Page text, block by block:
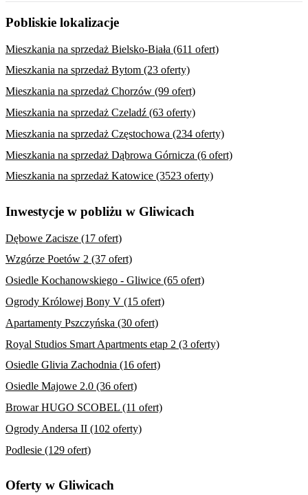
Pobliskie lokalizacje
Mieszkania na sprzedaż Bielsko-Biała (611 ofert)
Mieszkania na sprzedaż Bytom (23 oferty)
Mieszkania na sprzedaż Chorzów (99 ofert)
Mieszkania na sprzedaż Czeladź (63 oferty)
Mieszkania na sprzedaż Częstochowa (234 oferty)
Mieszkania na sprzedaż Dąbrowa Górnicza (6 ofert)
Mieszkania na sprzedaż Katowice (3523 oferty)
Inwestycje w pobliżu w Gliwicach
Dębowe Zacisze (17 ofert)
Wzgórze Poetów 2 (37 ofert)
Osiedle Kochanowskiego - Gliwice (65 ofert)
Ogrody Królowej Bony V (15 ofert)
Apartamenty Pszczyńska (30 ofert)
Royal Studios Smart Apartments etap 2 (3 oferty)
Osiedle Glivia Zachodnia (16 ofert)
Osiedle Majowe 2.0 (36 ofert)
Browar HUGO SCOBEL (11 ofert)
Ogrody Andersa II (102 oferty)
Podlesie (129 ofert)
Oferty w Gliwicach